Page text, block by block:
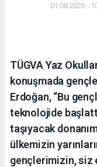
01.08.2026 -
TÜGVA Yaz
konuşmada
Erdoğan, “Bu
teknolojide
taşıyacak
ülkemizin
gençlerimizin, siz